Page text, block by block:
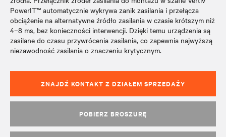
PowerIT™ automatycznie wykrywa zanik zasilania i przełącza
obciążenie na alternatywne źródło zasilania w czasie krótszym niż
4–8 ms, bez konieczności interwencji. Dzięki temu urządzenia są
zasilane do czasu przywrócenia zasilania, co zapewnia najwyższą
niezawodność zasilania o znaczeniu krytycznym.
ZNAJDŹ KONTAKT Z DZIAŁEM SPRZEDAŻY
POBIERZ BROSZURĘ